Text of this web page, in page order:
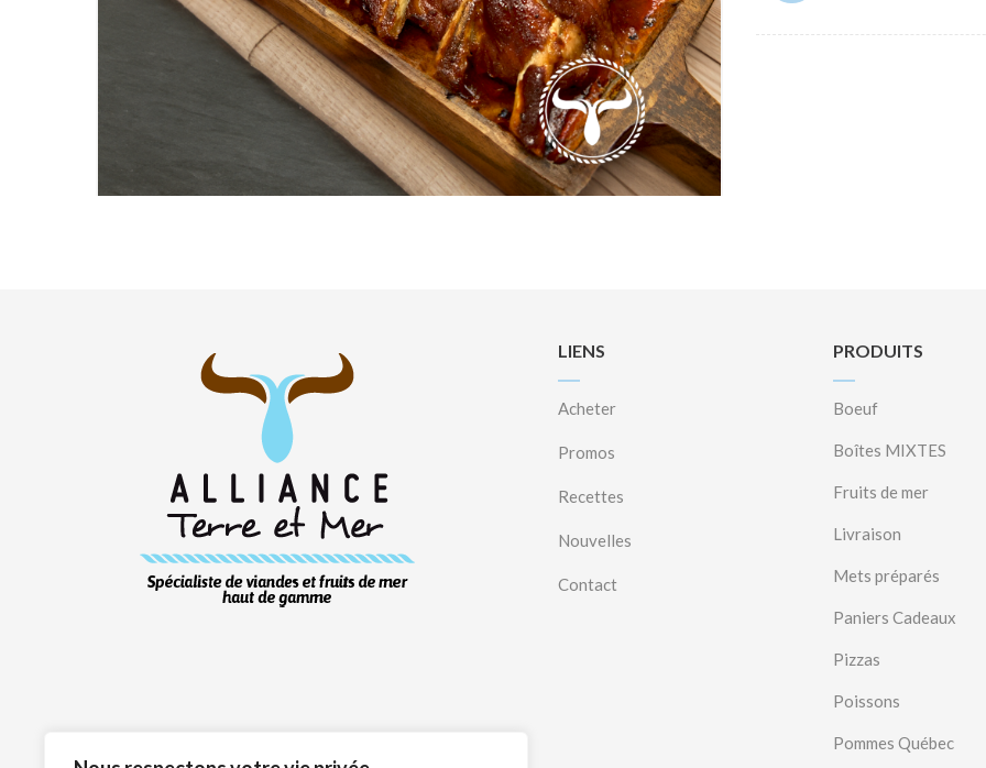
LIENS
Acheter
Promos
Recettes
Nouvelles
Contact
PRODUITS
Boeuf
Boîtes MIXTES
Fruits de mer
Livraison
Mets préparés
Paniers Cadeaux
Pizzas
Poissons
Pommes Québec